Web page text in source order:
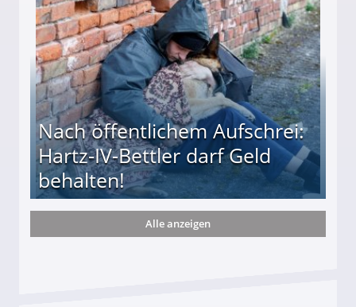
Nach öffentlichem Aufschrei:
Hartz-IV-Bettler darf Geld
behalten!
darf Geld behalten!
Alle anzeigen